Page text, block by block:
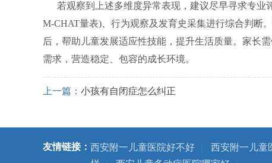
若观察到上述多维度异常表现，建议尽早寻求专
M-CHAT量表)、行为观察及发育史采集进行综合判断
后，帮助儿童发展适应性技能，提升生活质量。家长
需求，营造稳定、包容的成长环境。
上一篇： 小孩有自闭症怎么纠正
友情链接： 西安附一儿童医院好不好 | 西安附一儿童